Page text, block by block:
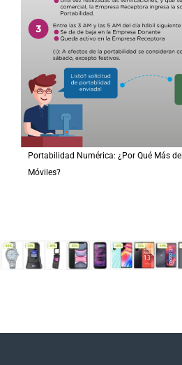
Portabilidad Numérica: ¿Por Qué Más
Móviles?